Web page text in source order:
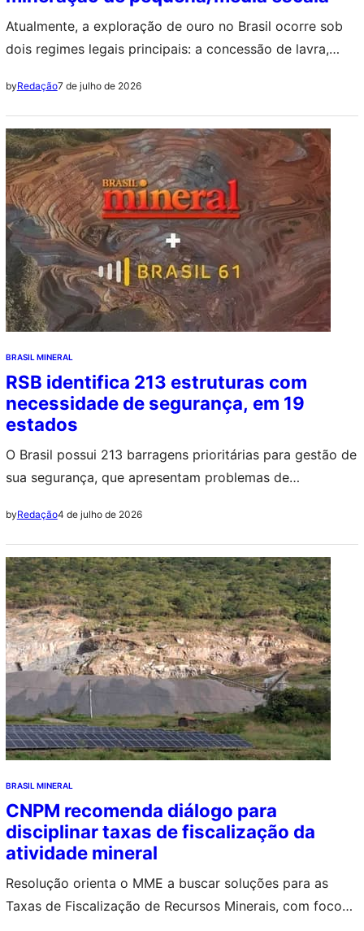
Atualmente, a exploração de ouro no Brasil ocorre sob
dois regimes legais principais: a concessão de lavra,
de Lavra Garimpeira (PLG), destinada ao garimpo
byRedação7 de julho de 2026
BRASIL MINERAL
RSB identifica 213 estruturas com
necessidade de segurança, em 19
estados
O Brasil possui 213 barragens prioritárias para gestão de
sua segurança, que apresentam problemas de
cumpriram todos os requisitos de segurança exigidos.
byRedação4 de julho de 2026
BRASIL MINERAL
CNPM recomenda diálogo para
disciplinar taxas de fiscalização da
atividade mineral
Resolução orienta o MME a buscar soluções para as
Taxas de Fiscalização de Recursos Minerais, com foco